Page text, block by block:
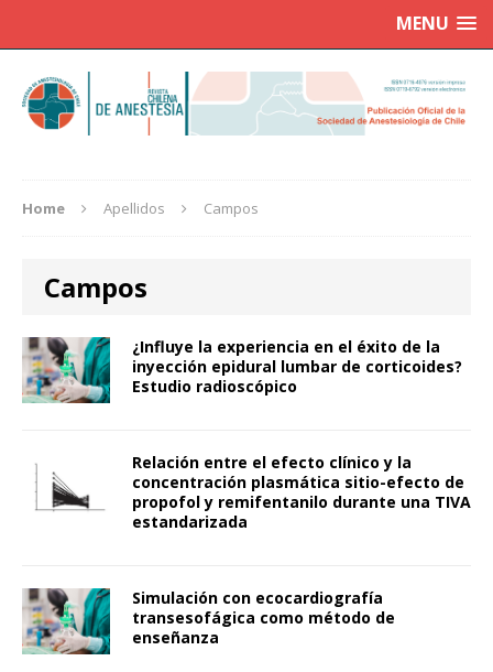
MENU
Home Apellidos Campos
Campos
¿Influye la experiencia en el éxito de la
inyección epidural lumbar de corticoides?
Estudio radioscópico
Relación entre el efecto clínico y la
concentración plasmática sitio-efecto de
propofol y remifentanilo durante una TIVA
estandarizada
Simulación con ecocardiografía
transesofágica como método de
enseñanza